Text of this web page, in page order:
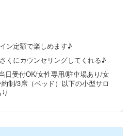
ン定額で楽しめます♪
くにカウンセリングしてくれる♪
日受付OK/女性専用/駐車場あり/女
制/3席（ベッド）以下の小型サロ